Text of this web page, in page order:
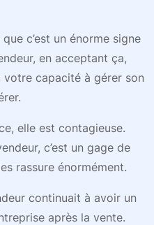
c’est un énorme signe
en acceptant ça,
votre capacité à gérer son
elle est contagieuse.
c’est un gage de
rassure énormément.
continuait à avoir un
après la vente.